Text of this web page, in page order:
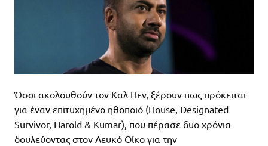
Όσοι ακολουθούν τον Καλ Πεν, ξέρουν πως πρόκειται
για έναν επιτυχημένο ηθοποιό (House, Designated
Survivor, Harold & Kumar), που πέρασε δυο χρόνια
δουλεύοντας στον Λευκό Οίκο για την